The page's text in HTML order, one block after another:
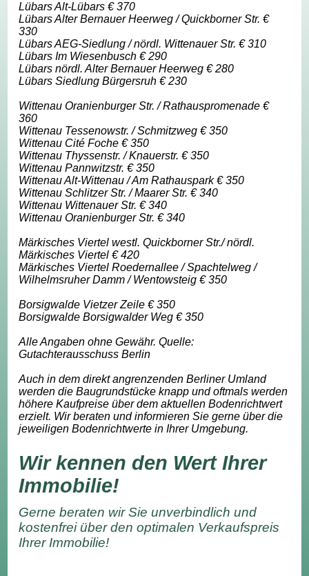
Lübars Alt-Lübars € 370
Lübars Alter Bernauer Heerweg / Quickborner Str. €
330
Lübars AEG-Siedlung / nördl. Wittenauer Str. € 310
Lübars Im Wiesenbusch € 290
Lübars nördl. Alter Bernauer Heerweg € 280
Lübars Siedlung Bürgersruh € 230
Wittenau Oranienburger Str. / Rathauspromenade €
360
Wittenau Tessenowstr. / Schmitzweg € 350
Wittenau Cité Foche € 350
Wittenau Thyssenstr. / Knauerstr. € 350
Wittenau Pannwitzstr. € 350
Wittenau Alt-Wittenau / Am Rathauspark € 350
Wittenau Schlitzer Str. / Maarer Str. € 340
Wittenau Wittenauer Str. € 340
Wittenau Oranienburger Str. € 340
Märkisches Viertel westl. Quickborner Str./ nördl.
Märkisches Viertel € 420
Märkisches Viertel Roedernallee / Spachtelweg /
Wilhelmsruher Damm / Wentowsteig € 350
Borsigwalde Vietzer Zeile € 350
Borsigwalde Borsigwalder Weg € 350
Alle Angaben ohne Gewähr. Quelle:
Gutachterausschuss Berlin
Auch in dem direkt angrenzenden Berliner Umland
werden die Baugrundstücke knapp und oftmals werden
höhere Kaufpreise über dem aktuellen Bodenrichtwert
erzielt. Wir beraten und informieren Sie gerne über die
jeweiligen Bodenrichtwerte in Ihrer Umgebung.
Wir kennen den Wert Ihrer
Immobilie!
Gerne beraten wir Sie unverbindlich und
kostenfrei über den optimalen Verkaufspreis
Ihrer Immobilie!